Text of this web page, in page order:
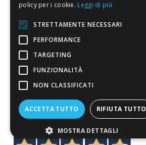
Condizioni di vendita
Termini di vendita
Spedizione
Pagamenti
Resi
4,7/5
Eccellente
policy per i cookie. Leggi di più
STRETTAMENTE NECESSARI
PERFORMANCE
TARGETING
FUNZIONALITÀ
NON CLASSIFICATI
ACCETTA TUTTO RIFIUTA TUTTO
MOSTRA DETTAGLI